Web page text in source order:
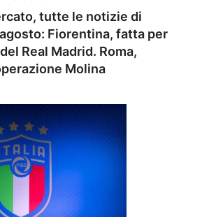
tutte le notizie di
Fiorentina, fatta per
Real Madrid. Roma,
Molina